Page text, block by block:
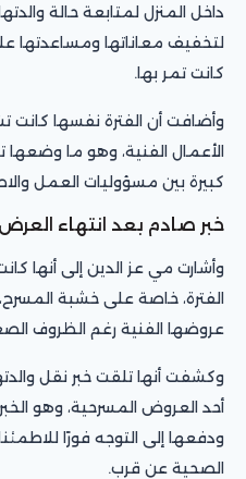
داخل المنزل لمتابعة حالة
لتخفيف معاناتها ومساعدتها
كانت تمر بها.
وأضافت أن الفترة نفسها كانت
الأعمال الفنية، وهو ما
كبيرة بين مسؤوليات العمل
خبر صادم بعد انتهاء
وأشارت مي عز الدين إلى أنها
الفترة، خاصة على خشبة
عروضها الفنية رغم الظروف
وكشفت أنها تلقت خبر نقل
أحد العروض المسرحية، وهو
ودفعها إلى التوجه فورًا
الصحية عن قرب.